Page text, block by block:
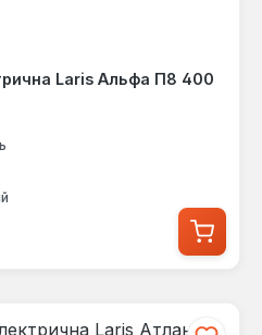
Laris Альфа П8 400